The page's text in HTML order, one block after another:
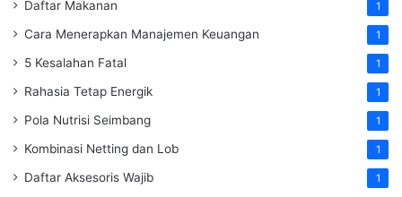
Daftar Makanan 1
Cara Menerapkan Manajemen Keuangan 1
5 Kesalahan Fatal 1
Rahasia Tetap Energik 1
Pola Nutrisi Seimbang 1
Kombinasi Netting dan Lob 1
Daftar Aksesoris Wajib 1